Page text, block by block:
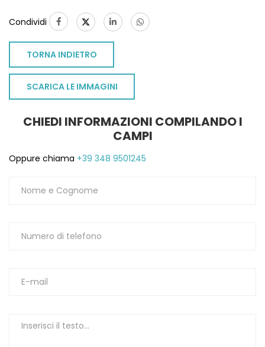
Condividi
TORNA INDIETRO
SCARICA LE IMMAGINI
CHIEDI INFORMAZIONI COMPILANDO I
CAMPI
Oppure chiama +39 348 9501245